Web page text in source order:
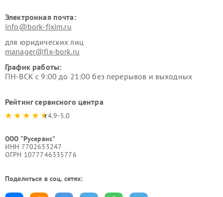
Электронная почта:
info@bork-fixim.ru
для юридических лиц
manager@fix-bork.ru
График работы:
ПН-ВСК с 9:00 до 21:00 без перерывов и выходных
Рейтинг сервисного центра
4.9-5.0
ООО "Русервис"
ИНН 7702633247
ОГРН 1077746335776
Поделиться в соц. сетях: